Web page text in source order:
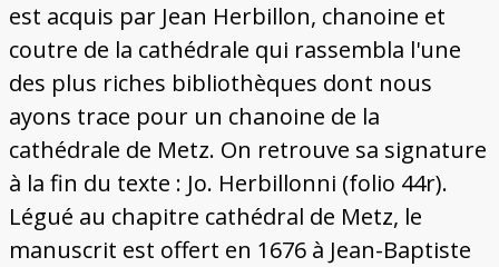
est acquis par Jean Herbillon, chanoine et
coutre de la cathédrale qui rassembla l'une
des plus riches bibliothèques dont nous
ayons trace pour un chanoine de la
cathédrale de Metz. On retrouve sa signature
à la fin du texte : Jo. Herbillonni (folio 44r).
Légué au chapitre cathédral de Metz, le
manuscrit est offert en 1676 à Jean-Baptiste